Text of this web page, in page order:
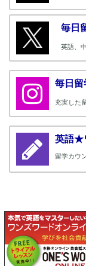
毎日
英語、
毎日
充実した
英語★
留学カウ